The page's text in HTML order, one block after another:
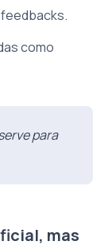
como
para
mas